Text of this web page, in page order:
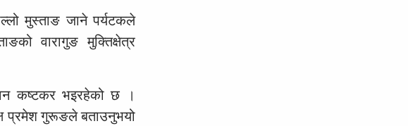
मुस्ताङ जाने पर्यटकले
वारागुङ मुक्तिक्षेत्र
कष्टकर भइरहेको छ ।
प्रमेश गुरूङले बताउनुभयो